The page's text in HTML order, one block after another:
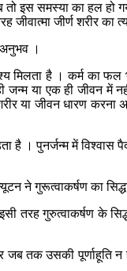
इस समस्या का हल हो
जीर्ण शरीर का
अनुभव ।
है । कर्म का फल
या एक ही जीवन में
या जीवन धारण
है । पुनर्जन्म में
ने गुरूत्वाकर्षण का
गुरुत्वाकर्षण के
तक उसकी पूर्णाहूति